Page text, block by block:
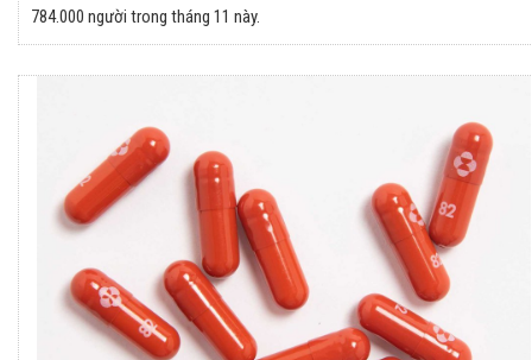
784.000 người trong tháng 11 này.